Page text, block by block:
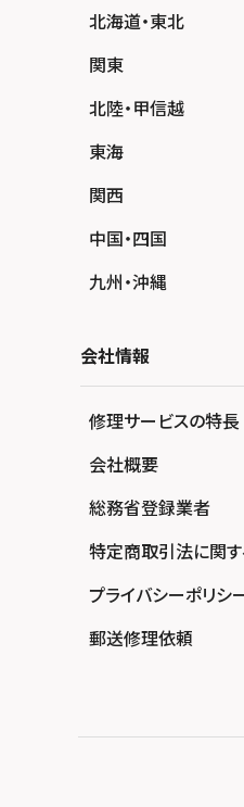
北海道・東北
スマホスピタル大
関東
スマホスピタル宇
スマホスピタル 高
スマホスピタル鴻
スマホスピタル
スマホスピタル 熊
スマホスピタル埼
スマホスピタル
スマホスピタル
スマホスピタル
スマホスピタル
スマホスピタル船
スマホスピタル柏
スマホスピタル 佐
北陸・甲信越
スマホスピタルア
スマホスピタル
スマホスピタル 長
東海
スマホスピタル岐
スマホスピタル 浜
スマホスピタル静
スマホスピタル名
スマホスピタル
スマホスピタル 尾
スマホスピタル
山
スマホスピタル知
関西
スマホスピタル
スマホスピタル
スマホスピタル京
スマホスピタル
スマホスピタル難
スマホスピタル高
スマホスピタルイ
スマホスピタル
スマホスピタルく
スマホスピタルビ
中国・四国
スマホスピタル 松
スマホスピタル高
九州・沖縄
もち
スマホスピタル
スマホスピタル福
スマホスピタル熊
スマホスピタル
スマホスピタル
会社情報
修理サービスの特長
会社概要
総務省登録業者
特定商取引法に関
プライバシーポリシ
郵送修理依頼